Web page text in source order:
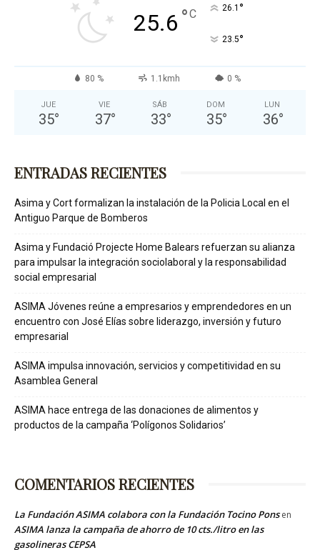
25.6 °C 26.1 °
23.5°
80 % 1.1kmh 0 %
JUE
35°
VIE
37°
SÁB
33°
DOM
35°
LUN
36°
ENTRADAS RECIENTES
Asima y Cort formalizan la instalación de la Policia Local en el
Antiguo Parque de Bomberos
Asima y Fundació Projecte Home Balears refuerzan su alianza
para impulsar la integración sociolaboral y la responsabilidad
social empresarial
ASIMA Jóvenes reúne a empresarios y emprendedores en un
encuentro con José Elías sobre liderazgo, inversión y futuro
empresarial
ASIMA impulsa innovación, servicios y competitividad en su
Asamblea General
ASIMA hace entrega de las donaciones de alimentos y
productos de la campaña ‘Polígonos Solidarios’
COMENTARIOS RECIENTES
La Fundación ASIMA colabora con la Fundación Tocino Ponsen
ASIMA lanza la campaña de ahorro de 10 cts./litro en las
gasolineras CEPSA